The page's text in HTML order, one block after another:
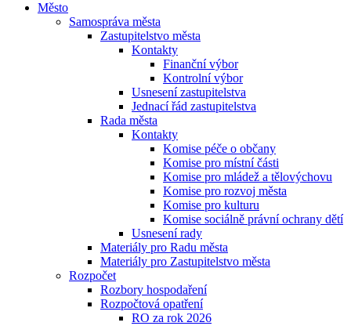
Město
Samospráva města
Zastupitelstvo města
Kontakty
Finanční výbor
Kontrolní výbor
Usnesení zastupitelstva
Jednací řád zastupitelstva
Rada města
Kontakty
Komise péče o občany
Komise pro místní části
Komise pro mládež a tělovýchovu
Komise pro rozvoj města
Komise pro kulturu
Komise sociálně právní ochrany dětí
Usnesení rady
Materiály pro Radu města
Materiály pro Zastupitelstvo města
Rozpočet
Rozbory hospodaření
Rozpočtová opatření
RO za rok 2026